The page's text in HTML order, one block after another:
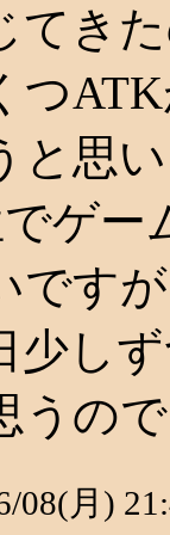
てき
つ
と思
ゲ
ですが
少し
うの
08(月)